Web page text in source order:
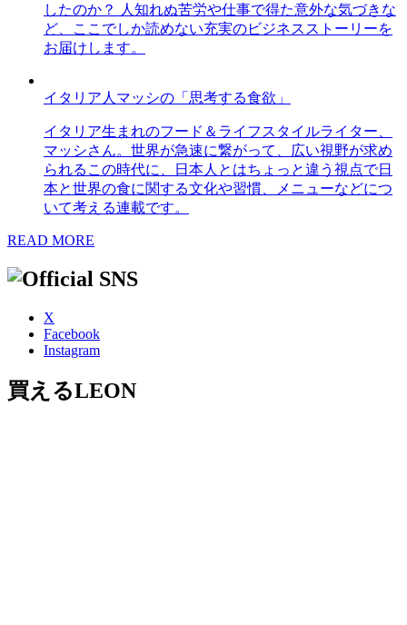
したのか？ 人知れぬ苦労や仕事で得た意外な気づきな
ど、ここでしか読めない充実のビジネスストーリーを
お届けします。
イタリア人マッシの「思考する食欲」
イタリア生まれのフード＆ライフスタイルライター、
マッシさん。世界が急速に繋がって、広い視野が求め
られるこの時代に、日本人とはちょっと違う視点で日
本と世界の食に関する文化や習慣、メニューなどにつ
いて考える連載です。
READ MORE
X
Facebook
Instagram
買えるLEON